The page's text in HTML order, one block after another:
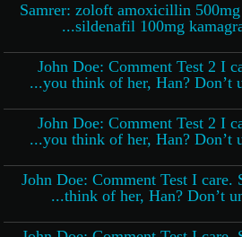
Samrer: zoloft amoxicillin 500mg
sildenafil 100mg kamagra
John Doe: Comment Test 2 I
you think of her, Han? Don’t
John Doe: Comment Test 2 I
you think of her, Han? Don’t
John Doe: Comment Test I care.
think of her, Han? Don’t